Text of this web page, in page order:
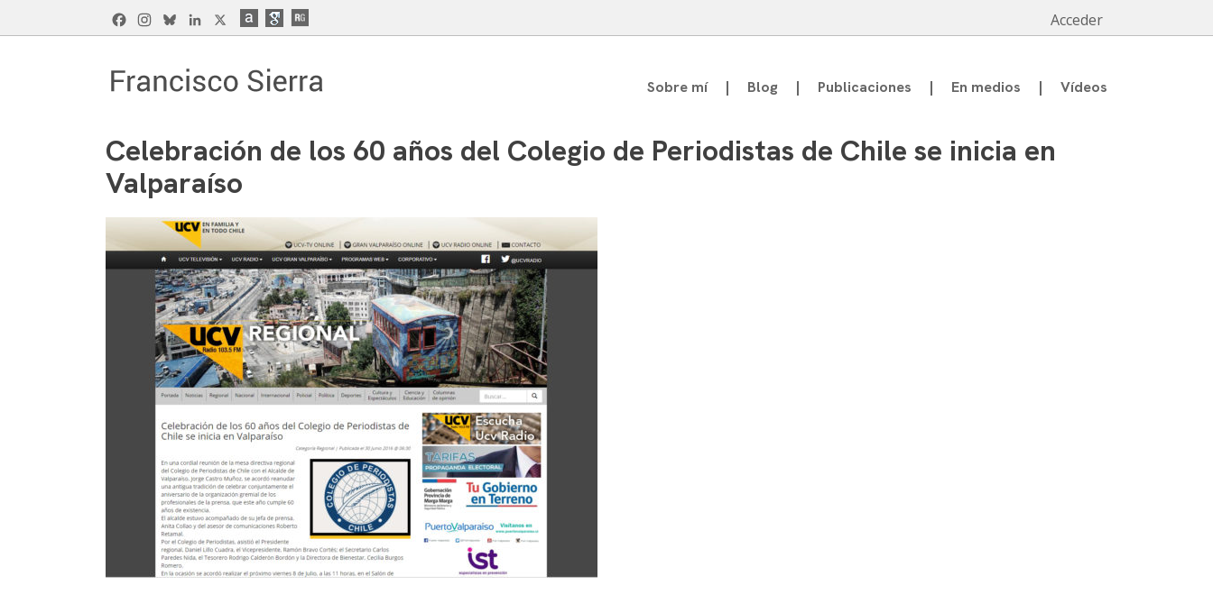
to
FacebookInstagram
BlueskyLinkedIn Acceder
Sobre mí Blog Publicaciones En medios Vídeos
Celebración de los 60 años del Colegio de Periodistas de Chile se inicia en
Valparaíso